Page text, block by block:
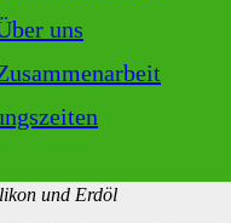
uns
der Zirbe. Die Zirbenseife
ein frisches,
Schafmilch
und Erdöl